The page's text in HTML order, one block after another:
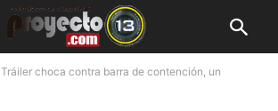
Tráiler choca contra barra de contención, un